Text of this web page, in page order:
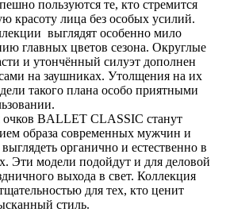
пользуются те, кто стремится
красоту лица без особых усилий.
выглядят особенно мило
главных цветов сезона. Округлые
и утончённый силуэт дополнен
на заушниках. Утолщения на их
такого плана особо приятными
BALLET CLASSIC станут
образа современных мужчин и
органично и естественно в
Эти модели подойдут и для деловой
выхода в свет. Коллекция
для тех, кто ценит
стиль.